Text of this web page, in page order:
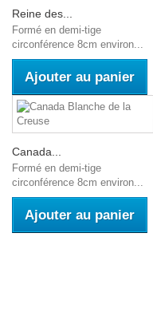
Reine des...
Formé en demi-tige
circonférence 8cm environ...
Ajouter au panier
Canada...
Formé en demi-tige
circonférence 8cm environ...
Ajouter au panier